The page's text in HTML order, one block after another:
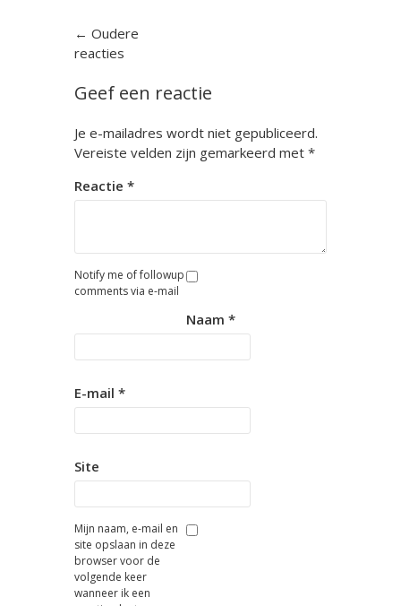
Reactienavigatie
← Oudere
reacties
Geef een reactie
Je e-mailadres wordt niet gepubliceerd.
Vereiste velden zijn gemarkeerd met *
Reactie *
Notify me of followup
comments via e-mail
Naam *
E-mail *
Site
Mijn naam, e-mail en
site opslaan in deze
browser voor de
volgende keer
wanneer ik een